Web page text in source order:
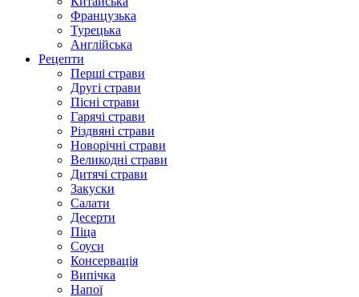
Французька
Турецька
Англійська
Рецепти
Перші страви
Другі страви
Пісні страви
Гарячі страви
Різдвяні страви
Новорічні страви
Великодні страви
Дитячі страви
Закуски
Салати
Десерти
Піца
Соуси
Консервація
Випічка
Напої